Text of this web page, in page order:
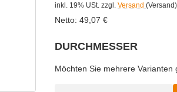
inkl. 19% USt. zzgl. Versand (Versand)
Netto: 49,07 €
DURCHMESSER
Möchten Sie mehrere Varianten